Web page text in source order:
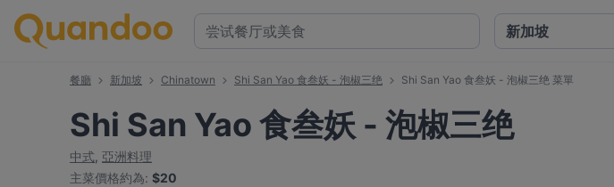
餐廳 新加坡 Chinatown Shi San Yao 食叁妖 - 泡椒三绝 Shi San Yao 食叁妖 - 泡椒三绝 菜單
Shi San Yao 食叁妖 - 泡椒三绝
中式, 亞洲料理
主菜價格約為: $20